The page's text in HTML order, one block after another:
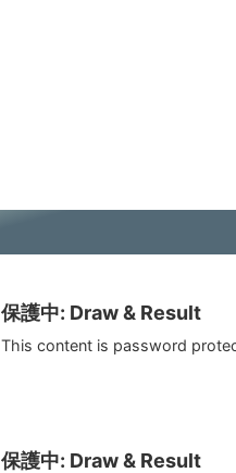
保護中: Draw & Result
This content is password
保護中: Draw & Result